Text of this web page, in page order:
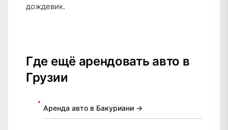
дождевик.
Где ещё арендовать авто в
Грузии
Аренда авто в Бакуриани →